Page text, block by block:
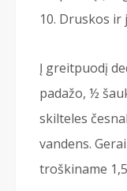
Druskos ir
Į greitpuodį
padažo, ½
skilteles
vandens.
troškiname